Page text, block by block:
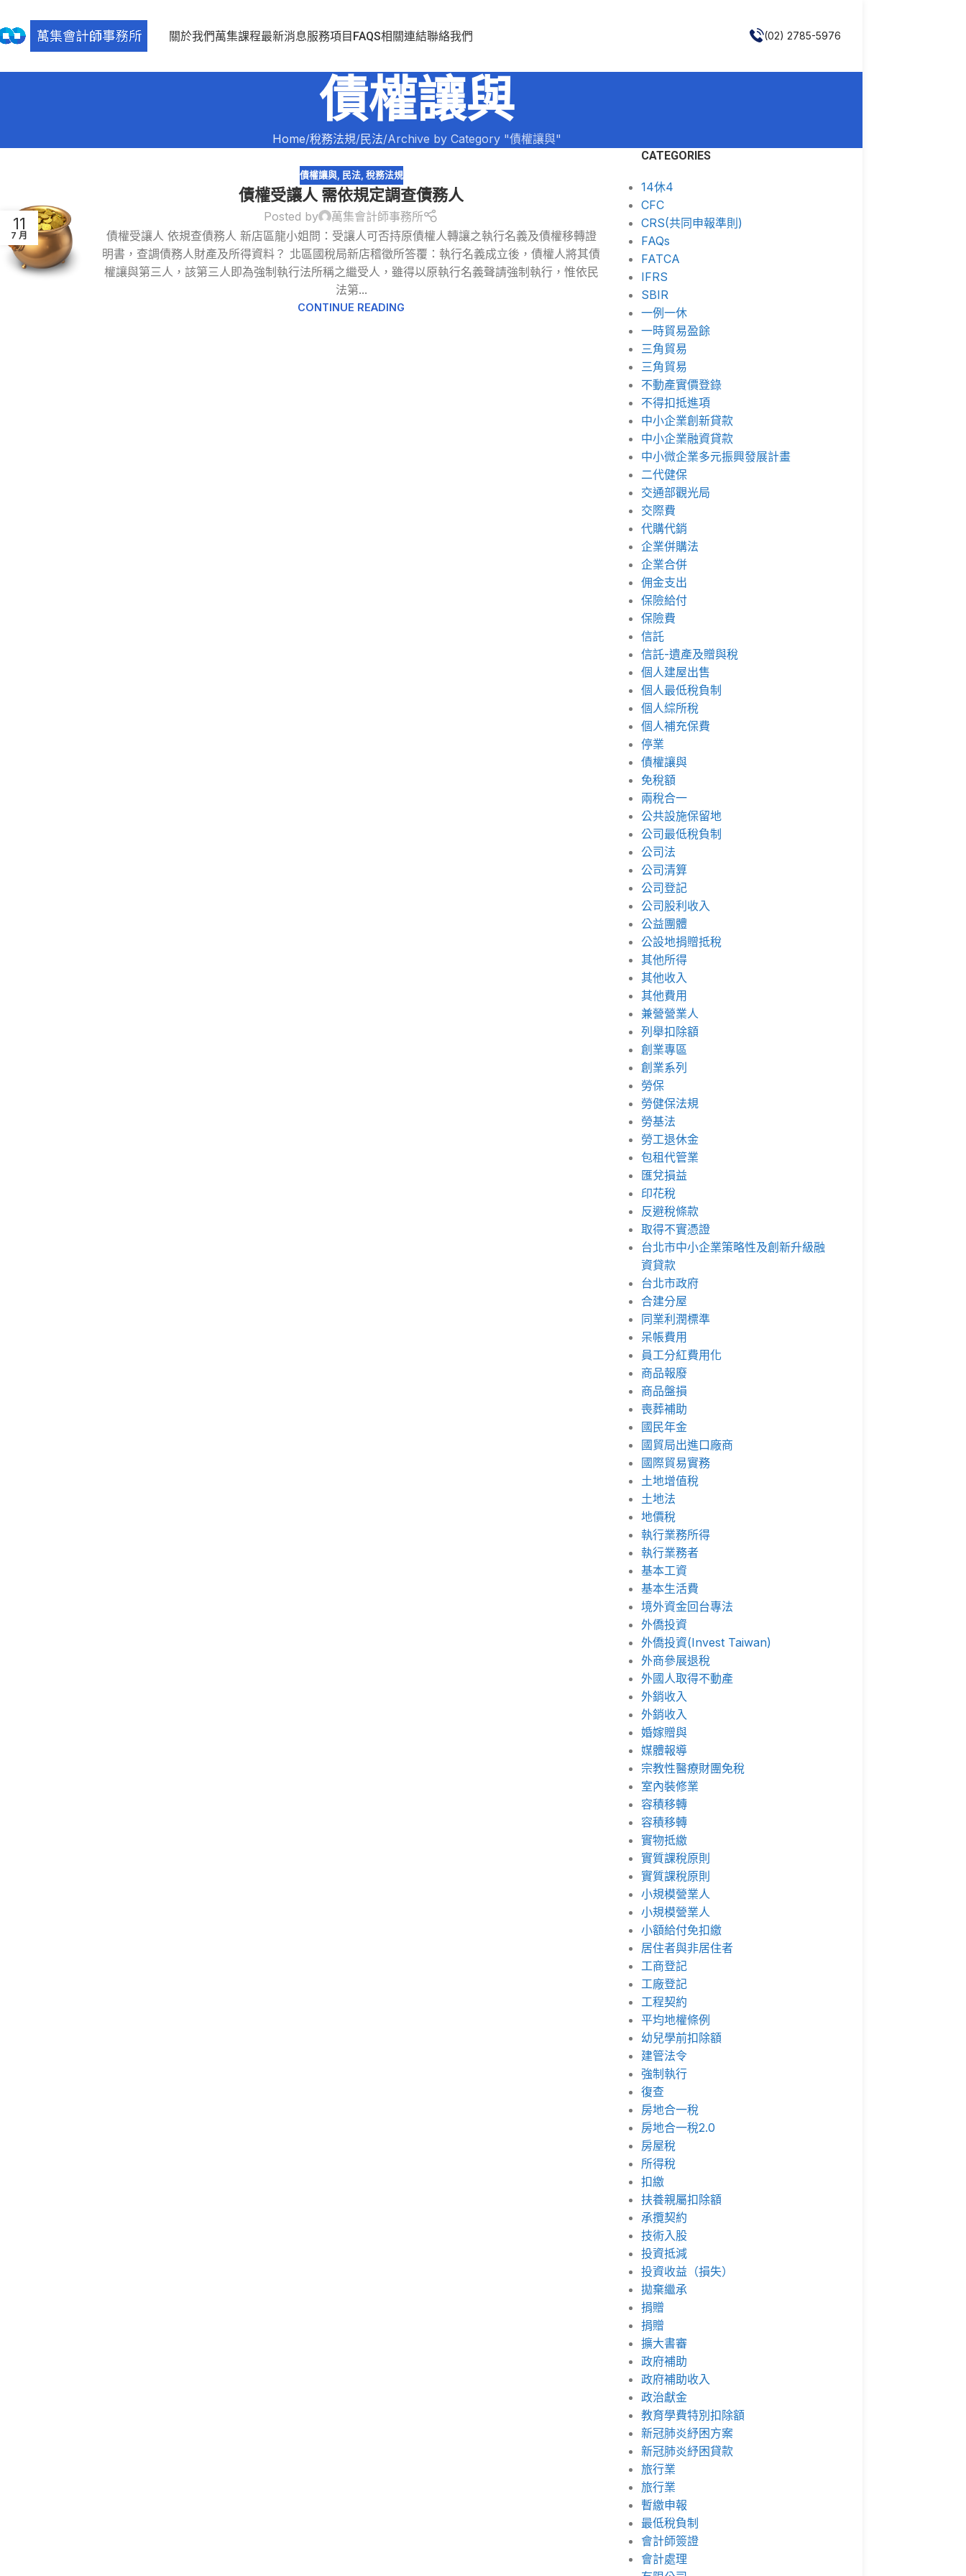
關於我們萬集課程最新消息服務項目 FAQS相關連結聯絡我們 (02) 2785-5976
債權讓與
Home 稅務法規 民法 Archive by Category "債權讓與"
11
7 月
債權讓與, 民法, 稅務法規
債權受讓人 需依規定調查債務人
Posted by
萬集會計師事務所
債權受讓人 依規查債務人 新店區龍小姐問：受讓人可否持原債權人轉讓之執行名義及債權移轉證
明書，查調債務人財產及所得資料？ 北區國稅局新店稽徵所答覆：執行名義成立後，債權人將其債
權讓與第三人，該第三人即為強制執行法所稱之繼受人，雖得以原執行名義聲請強制執行，惟依民
法第...
CONTINUE READING
CATEGORIES
14休4
CFC
CRS(共同申報準則)
FAQs
FATCA
IFRS
SBIR
一例一休
一時貿易盈餘
三角貿易
三角貿易
不動產實價登錄
不得扣抵進項
中小企業創新貸款
中小企業融資貸款
中小微企業多元振興發展計畫
二代健保
交通部觀光局
交際費
代購代銷
企業併購法
企業合併
佣金支出
保險給付
保險費
信託
信託-遺產及贈與稅
個人建屋出售
個人最低稅負制
個人綜所稅
個人補充保費
停業
債權讓與
免稅額
兩稅合一
公共設施保留地
公司最低稅負制
公司法
公司清算
公司登記
公司股利收入
公益團體
公設地捐贈抵稅
其他所得
其他收入
其他費用
兼營營業人
列舉扣除額
創業專區
創業系列
勞保
勞健保法規
勞基法
勞工退休金
包租代管業
匯兌損益
印花稅
反避稅條款
取得不實憑證
台北市中小企業策略性及創新升級融
資貸款
台北市政府
合建分屋
同業利潤標準
呆帳費用
員工分紅費用化
商品報廢
商品盤損
喪葬補助
國民年金
國貿局出進口廠商
國際貿易實務
土地增值稅
土地法
地價稅
執行業務所得
執行業務者
基本工資
基本生活費
境外資金回台專法
外僑投資
外僑投資(Invest Taiwan)
外商參展退稅
外國人取得不動產
外銷收入
外銷收入
婚嫁贈與
媒體報導
宗教性醫療財團免稅
室內裝修業
容積移轉
容積移轉
實物抵繳
實質課稅原則
實質課稅原則
小規模營業人
小規模營業人
小額給付免扣繳
居住者與非居住者
工商登記
工廠登記
工程契約
平均地權條例
幼兒學前扣除額
建管法令
強制執行
復查
房地合一稅
房地合一稅2.0
房屋稅
所得稅
扣繳
扶養親屬扣除額
承攬契約
技術入股
投資抵減
投資收益（損失）
拋棄繼承
捐贈
捐贈
擴大書審
政府補助
政府補助收入
政治獻金
教育學費特別扣除額
新冠肺炎紓困方案
新冠肺炎紓困貸款
旅行業
旅行業
暫繳申報
最低稅負制
會計師簽證
會計處理